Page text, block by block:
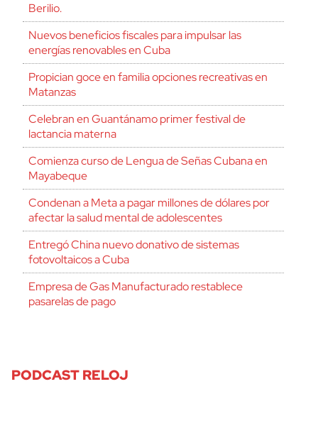
Berilio.
Nuevos beneficios fiscales para impulsar las
energías renovables en Cuba
Propician goce en familia opciones recreativas en
Matanzas
Celebran en Guantánamo primer festival de
lactancia materna
Comienza curso de Lengua de Señas Cubana en
Mayabeque
Condenan a Meta a pagar millones de dólares por
afectar la salud mental de adolescentes
Entregó China nuevo donativo de sistemas
fotovoltaicos a Cuba
Empresa de Gas Manufacturado restablece
pasarelas de pago
PODCAST RELOJ